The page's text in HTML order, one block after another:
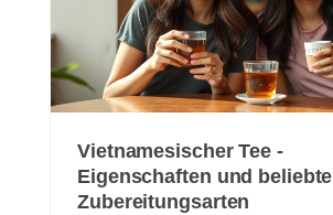
Vietnamesischer Tee -
Eigenschaften und beliebte
Zubereitungsarten